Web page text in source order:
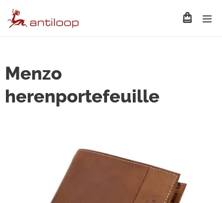
Menzo
herenportefeuille